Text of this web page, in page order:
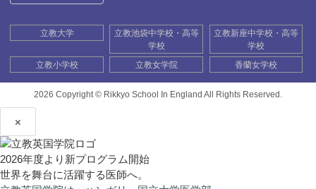
立教大学
立教池袋中学校・高等
学校
立教新座中学校・高等
学校
立教小学校
立教女学院 香蘭女学校
2026 Copyright © Rikkyo School In England All Rights Reserved.
×
2026年度より新プログラム開始
世界を舞台に活躍する医師へ。